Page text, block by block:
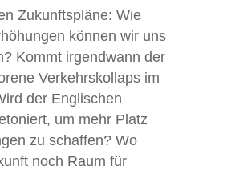
Zukunftspläne: Wie
können wir uns
Kommt irgendwann der
Verkehrskollaps im
der Englischen
um mehr Platz
zu schaffen? Wo
noch Raum für